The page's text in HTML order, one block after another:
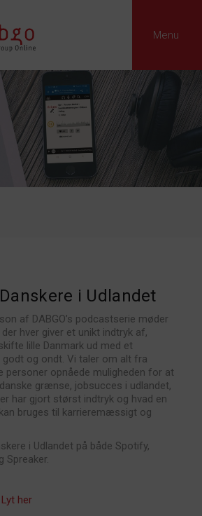
Menu
i Udlandet
af DABGO’s podcastserie møder
hver giver et unikt indtryk af,
lille Danmark ud med et
godt og ondt. Vi taler om alt fra
personer opnåede muligheden for at
grænse, jobsucces i udlandet,
har gjort størst indtryk og hvad en
bruges til karrieremæssigt og
i Udlandet på både Spotify,
Spreaker.
her